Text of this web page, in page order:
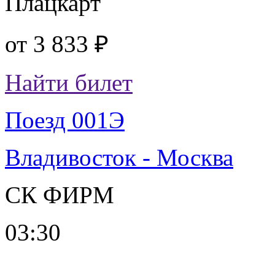
от 3 833 ₽
Найти билет
Поезд 001Э
Владивосток - Москва
СК ФИРМ
03:30